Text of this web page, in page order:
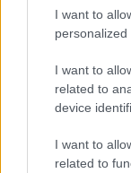
I want to
personalized
I want to
related to
device
I want to
related to
világsztárt?